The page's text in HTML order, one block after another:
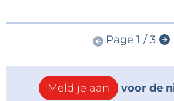
Page 1 / 3
Meld je aan voor de